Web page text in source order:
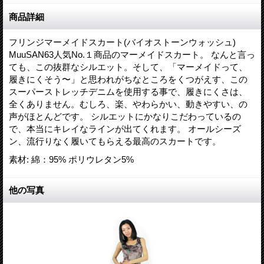
商品詳細
フリンジマーメイドスカート(バイオストーンウォッシュ)
MuuSAN63人気No.１商品のマーメイドスカート。 なんと言っ
ても、この抜群なシルエット。そして、「マーメイドって、
履きにくそう〜」と思われがちなところをくつがえす、この
スーパーストレッチデニムを使用する事で、履きにくさは、
全くありません。むしろ、楽、やわらかい、動きやすい、の
声がほとんどです。 シルエットにかなりこだわっているの
で、本当にキレイなラインが出てくれます。 オールシーズ
ン、流行りなく履いてもらえる最高のスカートです。
素材: 綿：95% ポリウレタン5%
他の写真